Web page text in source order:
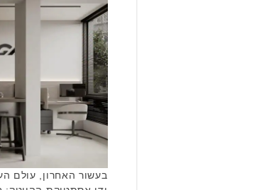
בעשור האחרון, עולם